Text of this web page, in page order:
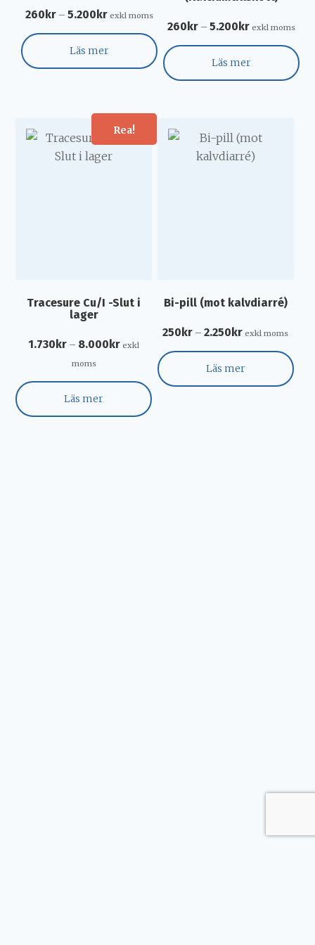
260 kr – 5.200 kr exkl moms
Läs mer
260 kr – 5.200 kr exkl moms
Läs mer
Rea!
Tracesure Cu/I -Slut i
lager
1.730kr – 8.000kr exkl
moms
Läs mer
Bi-pill (mot kalvdiarré)
250kr – 2.250kr exkl moms
Läs mer